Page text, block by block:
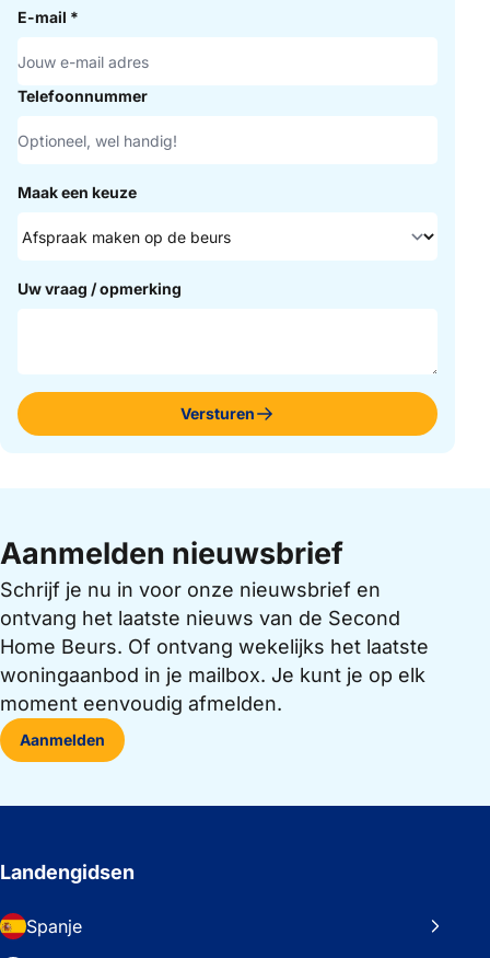
E-mail *
Telefoonnummer
Maak een keuze
Uw vraag / opmerking
Versturen
Aanmelden nieuwsbrief
Schrijf je nu in voor onze nieuwsbrief en
ontvang het laatste nieuws van de Second
Home Beurs. Of ontvang wekelijks het laatste
woningaanbod in je mailbox. Je kunt je op elk
moment eenvoudig afmelden.
Aanmelden
Landengidsen
Spanje